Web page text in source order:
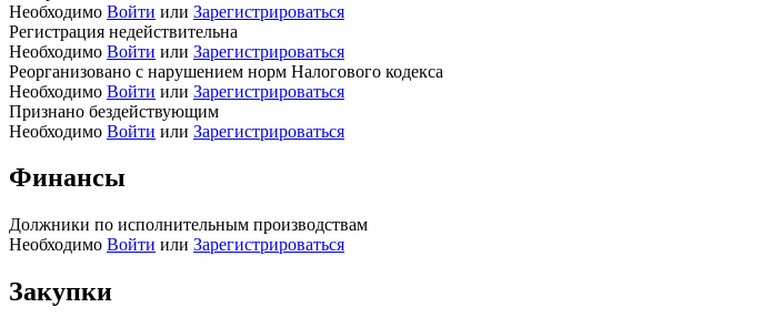
Необходимо Войти или Зарегистрироваться
Регистрация недействительна
Необходимо Войти или Зарегистрироваться
Реорганизовано с нарушением норм Налогового кодекса
Необходимо Войти или Зарегистрироваться
Признано бездействующим
Необходимо Войти или Зарегистрироваться
Финансы
Должники по исполнительным производствам
Необходимо Войти или Зарегистрироваться
Закупки